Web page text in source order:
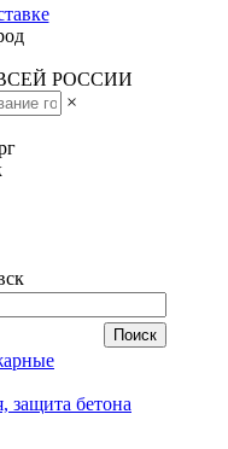
РОССИИ
×
защита бетона